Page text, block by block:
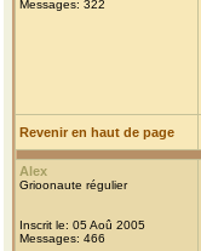
Messages: 322
Revenir en haut de page
Alex
Grioonaute régulier
Inscrit le: 05 Aoû 2005
Messages: 466